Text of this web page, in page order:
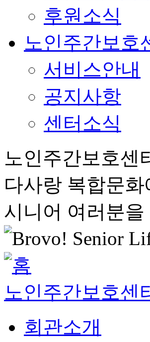
후원소식
노인주간보호
서비스안내
공지사항
센터소식
노인주간보호센
다사랑 복합문
시니어 여러분
노인주간보호센
회관소개